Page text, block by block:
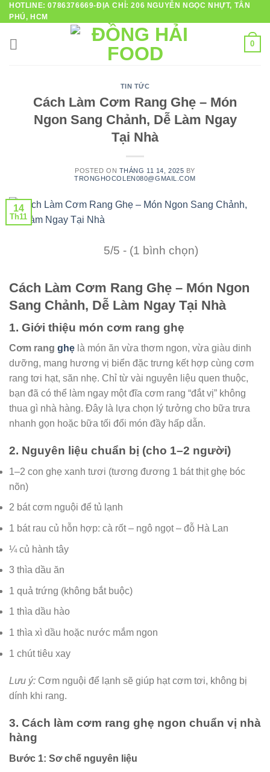
Skip
to
content
HOTLINE: 0786376669-ĐỊA CHỈ: 206 NGUYỄN NGỌC NHỰT, TÂN
PHÚ, HCM
0
TIN TỨC
Cách Làm Cơm Rang Ghẹ – Món
Ngon Sang Chảnh, Dễ Làm Ngay
Tại Nhà
POSTED ON THÁNG 11 14, 2025 BY
TRONGHOCOLEN080@GMAIL.COM
14
Th11
5/5 - (1 bình chọn)
Cách Làm Cơm Rang Ghẹ – Món Ngon
Sang Chảnh, Dễ Làm Ngay Tại Nhà
1. Giới thiệu món cơm rang ghẹ
Cơm rang ghẹ là món ăn vừa thơm ngon, vừa giàu dinh
dưỡng, mang hương vị biển đặc trưng kết hợp cùng cơm
rang tơi hạt, săn nhẹ. Chỉ từ vài nguyên liệu quen thuộc,
bạn đã có thể làm ngay một đĩa cơm rang “đắt vị” không
thua gì nhà hàng. Đây là lựa chọn lý tưởng cho bữa trưa
nhanh gọn hoặc bữa tối đổi món đầy hấp dẫn.
2. Nguyên liệu chuẩn bị (cho 1–2 người)
1–2 con ghẹ xanh tươi (tương đương 1 bát thịt ghẹ bóc
nõn)
2 bát cơm nguội để tủ lạnh
1 bát rau củ hỗn hợp: cà rốt – ngô ngọt – đỗ Hà Lan
¼ củ hành tây
3 thìa dầu ăn
1 quả trứng (không bắt buộc)
1 thìa dầu hào
1 thìa xì dầu hoặc nước mắm ngon
1 chút tiêu xay
Lưu ý: Cơm nguội để lạnh sẽ giúp hạt cơm tơi, không bị
dính khi rang.
3. Cách làm cơm rang ghẹ ngon chuẩn vị nhà
hàng
Bước 1: Sơ chế nguyên liệu